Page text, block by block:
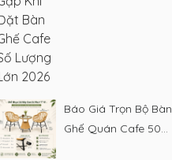
Báo Giá Trọn Bộ Bàn
Ghế Quán Cafe 50